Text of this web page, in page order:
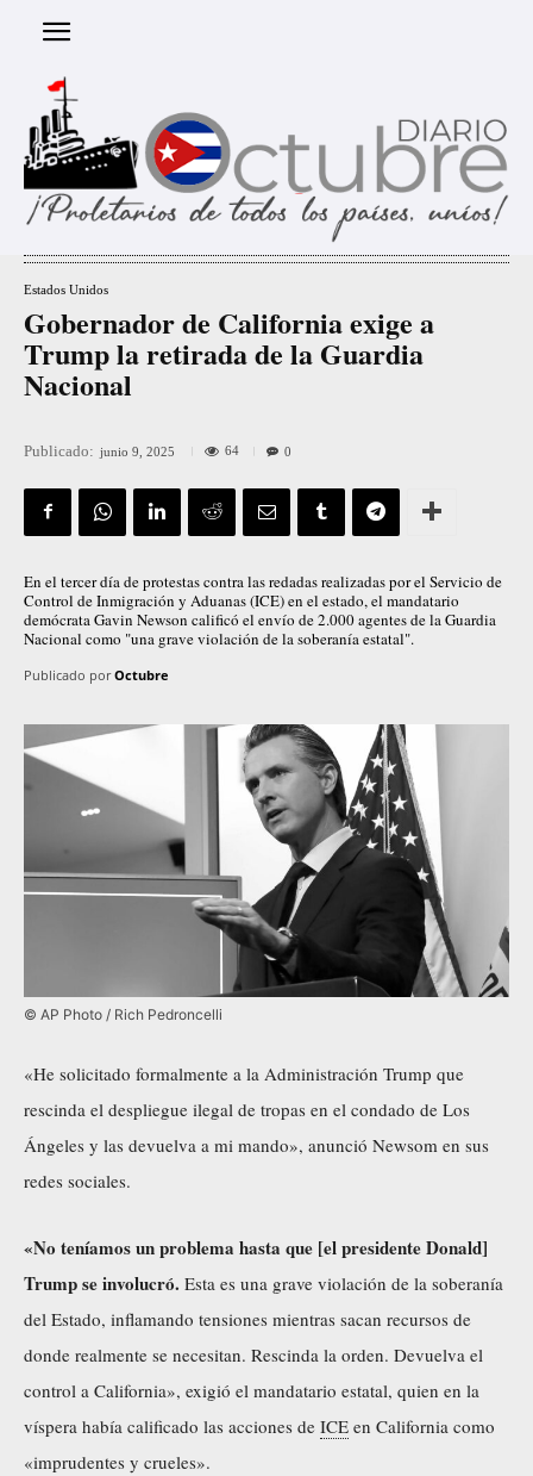
Estados Unidos
Gobernador de California exige a
Trump la retirada de la Guardia
Nacional
Publicado: junio 9, 2025 64 0
En el tercer día de protestas contra las redadas realizadas por el Servicio de
Control de Inmigración y Aduanas (ICE) en el estado, el mandatario
demócrata Gavin Newson calificó el envío de 2.000 agentes de la Guardia
Nacional como "una grave violación de la soberanía estatal".
Publicado por Octubre
© AP Photo / Rich Pedroncelli
«He solicitado formalmente a la Administración Trump que
rescinda el despliegue ilegal de tropas en el condado de Los
Ángeles y las devuelva a mi mando», anunció Newsom en sus
redes sociales.
«No teníamos un problema hasta que [el presidente Donald]
Trump se involucró. Esta es una grave violación de la soberanía
del Estado, inflamando tensiones mientras sacan recursos de
donde realmente se necesitan. Rescinda la orden. Devuelva el
control a California», exigió el mandatario estatal, quien en la
víspera había calificado las acciones de ICE en California como
«imprudentes y crueles».